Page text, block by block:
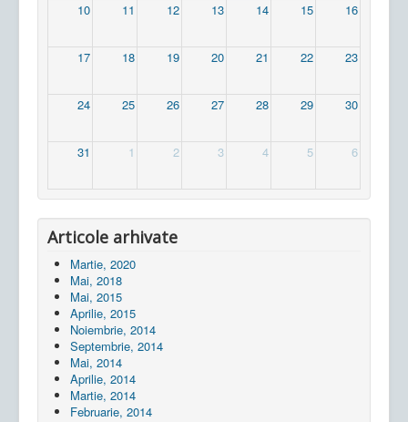
10 11 12 13 14 15 16
17 18 19 20 21 22 23
24 25 26 27 28 29 30
31 1 2 3 4 5 6
Articole arhivate
Martie, 2020
Mai, 2018
Mai, 2015
Aprilie, 2015
Noiembrie, 2014
Septembrie, 2014
Mai, 2014
Aprilie, 2014
Martie, 2014
Februarie, 2014